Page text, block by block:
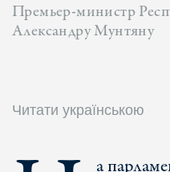
Премьер-министр
Александру Мунтяну
Читати українською
а